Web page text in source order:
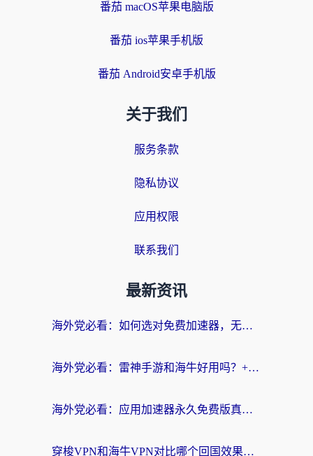
番茄 macOS苹果电脑版
番茄 ios苹果手机版
番茄 Android安卓手机版
关于我们
服务条款
隐私协议
应用权限
联系我们
最新资讯
海外党必看：如何选对免费加速器，无缝访问国内资源不踩坑？
海外党必看：雷神手游和海牛好用吗？+3款热门加速器实测对比，附番茄加速器无缝回国指南
海外党必看：应用加速器永久免费版真的存在吗？教你选对回国加速器无缝刷国内资源
穿梭VPN和海牛VPN对比哪个回国效果更好？海外华人亲测3款热门加速器+避坑指南